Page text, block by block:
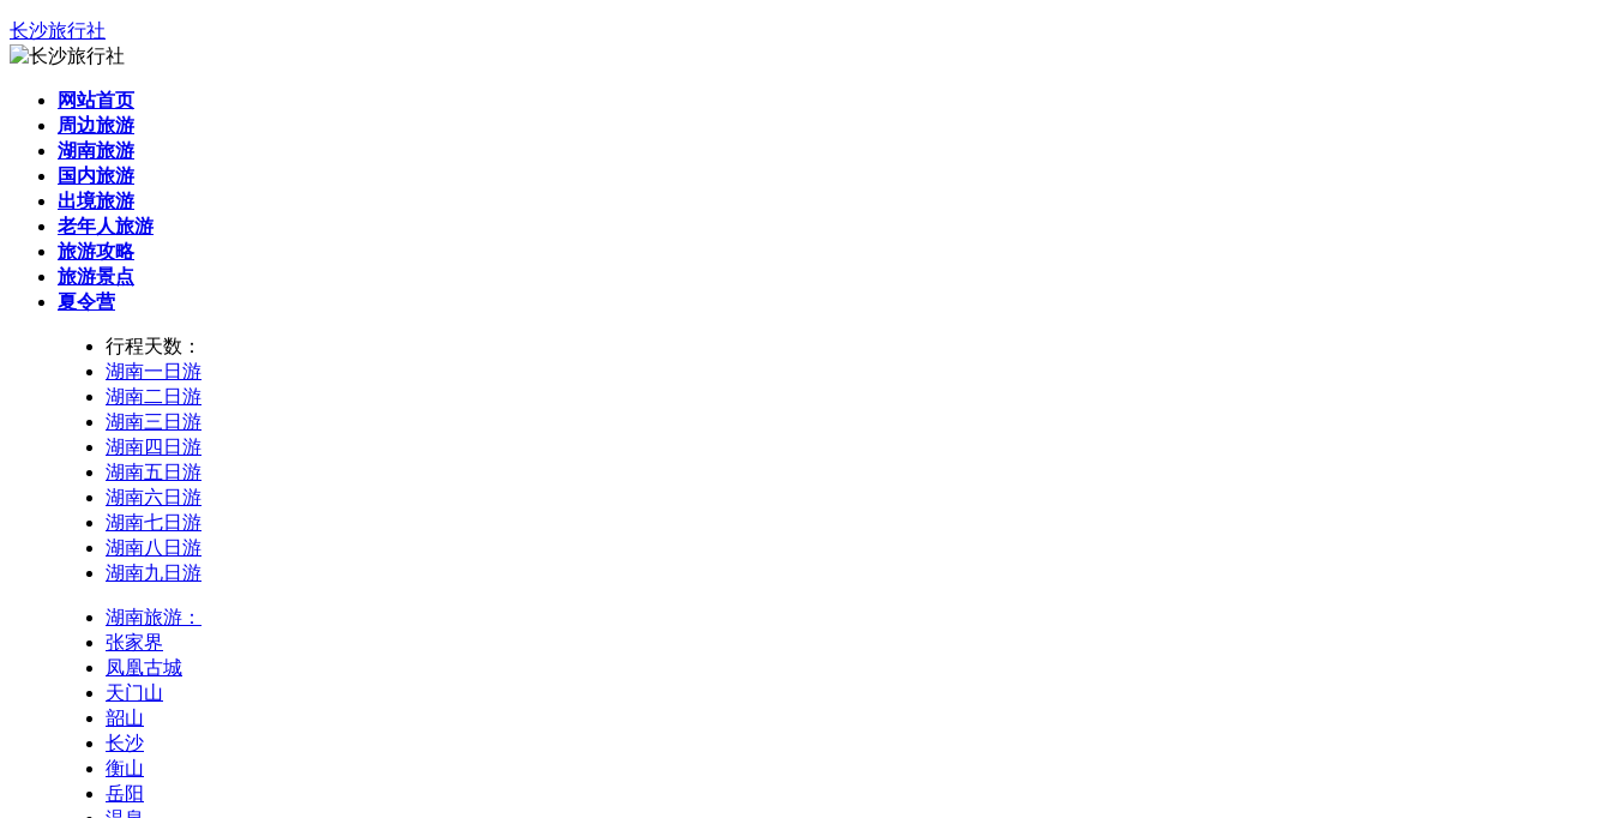
长沙旅行社
网站首页
周边旅游
湖南旅游
国内旅游
出境旅游
老年人旅游
旅游攻略
旅游景点
夏令营
行程天数：
湖南一日游
湖南二日游
湖南三日游
湖南四日游
湖南五日游
湖南六日游
湖南七日游
湖南八日游
湖南九日游
湖南旅游：
张家界
凤凰古城
天门山
韶山
长沙
衡山
岳阳